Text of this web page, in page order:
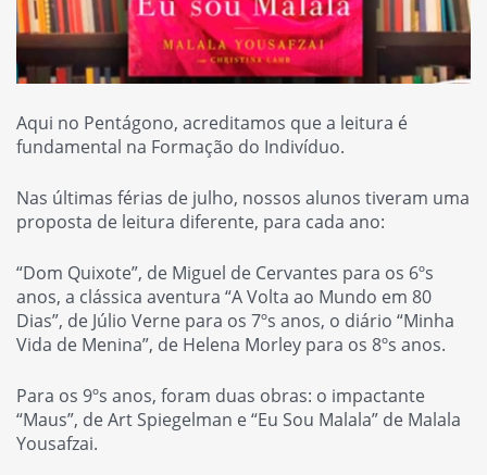
Aqui no Pentágono, acreditamos que a leitura é
fundamental na Formação do Indivíduo.
Nas últimas férias de julho, nossos alunos tiveram uma
proposta de leitura diferente, para cada ano:
“Dom Quixote”, de Miguel de Cervantes para os 6ºs
anos, a clássica aventura “A Volta ao Mundo em 80
Dias”, de Júlio Verne para os 7ºs anos, o diário “Minha
Vida de Menina”, de Helena Morley para os 8ºs anos.
Para os 9ºs anos, foram duas obras: o impactante
“Maus”, de Art Spiegelman e “Eu Sou Malala” de Malala
Yousafzai.